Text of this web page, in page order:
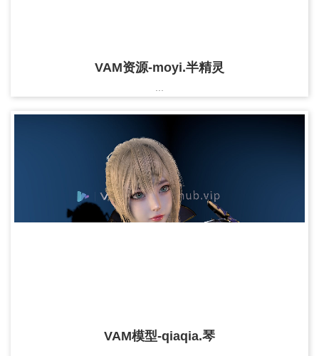
VAM资源-moyi.半精灵
VAM模型-qiaqia.琴